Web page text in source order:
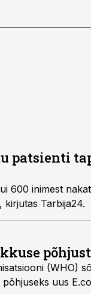
patsienti
ohtliku kolibakteriga. Mitu
tagajärjel juba surnud, kirjutas Tarbija24.
Euroopas mitme inimese surma